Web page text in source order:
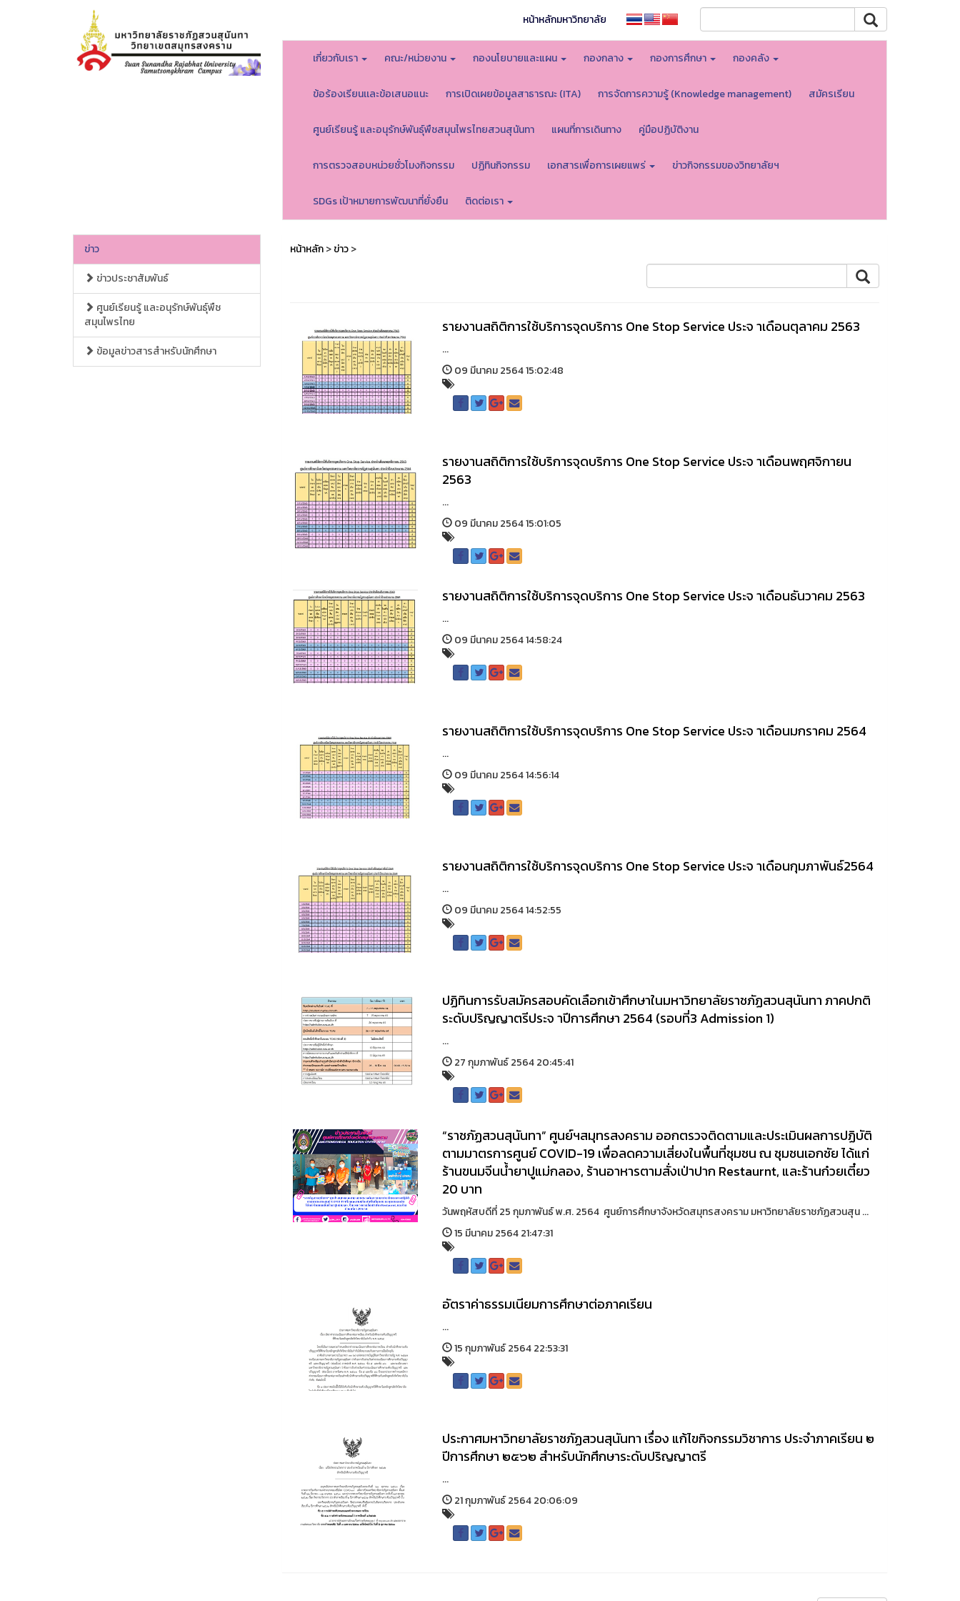
หน้าหลักมหาวิทยาลัย
เกี่ยวกับเรา คณะ/หน่วยงาน กองนโยบายและแผน กองกลาง กองการศึกษา กองคลัง
ข้อร้องเรียนเเละข้อเสนอแนะ การเปิดเผยข้อมูลสาธารณะ (ITA) การจัดการความรู้ (Knowledge management) สมัครเรียน
ศูนย์เรียนรู้ และอนุรักษ์พันธุ์พืชสมุนไพรไทยสวนสุนันทา แผนที่การเดินทาง คู่มือปฏิบัติงาน
การตรวจสอบหน่วยชั่วโมงกิจกรรม ปฏิทินกิจกรรม เอกสารเพื่อการเผยแพร่ ข่าวกิจกรรมของวิทยาลัยฯ
SDGs เป้าหมายการพัฒนาที่ยั่งยืน ติดต่อเรา
ข่าว
ข่าวประชาสัมพันธ์
ศูนย์เรียนรู้ และอนุรักษ์พันธุ์พืช
สมุนไพรไทย
ข้อมูลข่าวสารสำหรับนักศึกษา
หน้าหลัก>ข่าว>
รายงานสถิติการใช้บริการจุดบริการ One Stop Service ประจ าเดือนตุลาคม 2563
...
09 มีนาคม 2564 15:02:48
รายงานสถิติการใช้บริการจุดบริการ One Stop Service ประจ าเดือนพฤศจิกายน
2563
...
09 มีนาคม 2564 15:01:05
รายงานสถิติการใช้บริการจุดบริการ One Stop Service ประจ าเดือนธันวาคม 2563
...
09 มีนาคม 2564 14:58:24
รายงานสถิติการใช้บริการจุดบริการ One Stop Service ประจ าเดือนมกราคม 2564
...
09 มีนาคม 2564 14:56:14
รายงานสถิติการใช้บริการจุดบริการ One Stop Service ประจ าเดือนกุมภาพันธ์2564
...
09 มีนาคม 2564 14:52:55
ปฏิทินการรับสมัครสอบคัดเลือกเข้าศึกษาในมหาวิทยาลัยราชภัฏสวนสุนันทา ภาคปกติ
ระดับปริญญาตรีประจ าปีการศึกษา 2564 (รอบที่3 Admission 1)
...
27 กุมภาพันธ์ 2564 20:45:41
“ราชภัฏสวนสุนันทา” ศูนย์ฯสมุทรสงคราม ออกตรวจติดตามและประเมินผลการปฏิบัติ
ตามมาตรการศูนย์ COVID-19 เพื่อลดความเสี่ยงในพื้นที่ชุมชน ณ ชุมชนเอกชัย ได้แก่
ร้านขนมจีนน้ำยาปูแม่กลอง, ร้านอาหารตามสั่งเป่าปาก Restaurnt, และร้านก๋วยเตี๋ยว
20 บาท
วันพฤหัสบดีที่ 25 กุมภาพันธ์ พ.ศ. 2564 ศูนย์การศึกษาจังหวัดสมุทรสงคราม มหาวิทยาลัยราชภัฏสวนสุน ...
15 มีนาคม 2564 21:47:31
อัตราค่าธรรมเนียมการศึกษาต่อภาคเรียน
...
15 กุมภาพันธ์ 2564 22:53:31
ประกาศมหาวิทยาลัยราชภัฏสวนสุนันทา เรื่อง แก้ไขกิจกรรมวิชาการ ประจำภาคเรียน ๒
ปีการศึกษา ๒๕๖๒ สำหรับนักศึกษาระดับปริญญาตรี
...
21 กุมภาพันธ์ 2564 20:06:09